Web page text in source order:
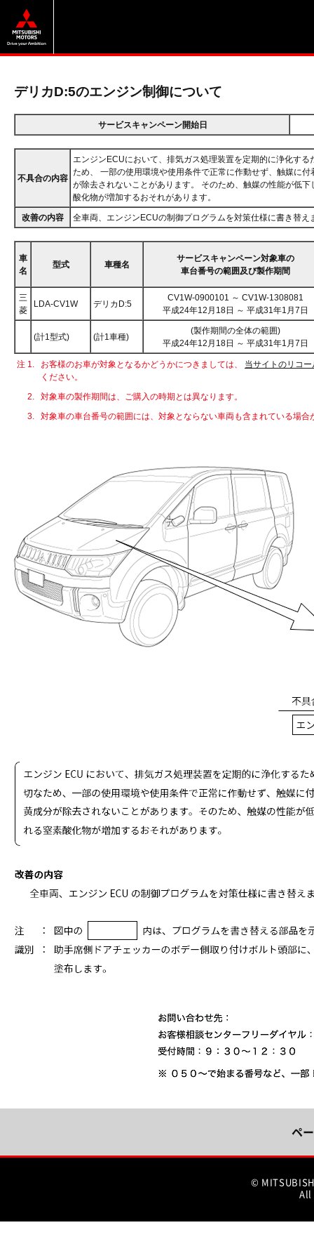
デリカD:5のエンジン制御について
サービスキャンペーン開始日
不具合の内容
エンジンECUにおいて、排気ガス処理装置を定期的に浄化する
ため、 一部の使用環境や使用条件で正常に作動せず、触媒に
が除去されないことがあります。 そのため、触媒の性能が低
酸化物が増加するおそれがあります。
改善の内容 全車両、エンジンECUの制御プログラムを対策仕様に書き替え
車
名
型式 車種名
サービスキャンペーン対象車の
車台番号の範囲及び製作期間
三
菱
LDA-CV1W デリカD:5
CV1W-0900101 ～ CV1W-1308081
平成24年12月18日 ～ 平成31年1月7日
(計1型式) (計1車種)
(製作期間の全体の範囲)
平成24年12月18日 ～ 平成31年1月7日
注 1. お客様のお車が対象となるかどうかにつきましては、 当サイトのリコ
ください。
2.
対象車の製作期間は、ご購入の時期とは異なります。
3.
対象車の車台番号の範囲には、対象とならない車両も含まれている場合
ペ
©
All